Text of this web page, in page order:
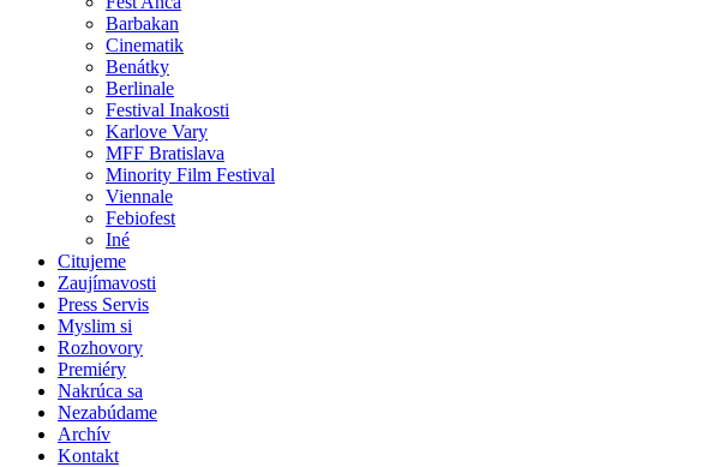
Barbakan
Cinematik
Benátky
Berlinale
Festival Inakosti
Karlove Vary
MFF Bratislava
Minority Film Festival
Viennale
Febiofest
Iné
Citujeme
Zaujímavosti
Press Servis
Myslim si
Rozhovory
Premiéry
Nakrúca sa
Nezabúdame
Archív
Kontakt